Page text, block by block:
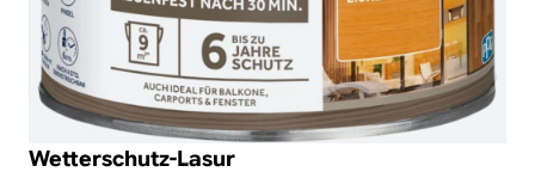
Wetterschutz-Lasur